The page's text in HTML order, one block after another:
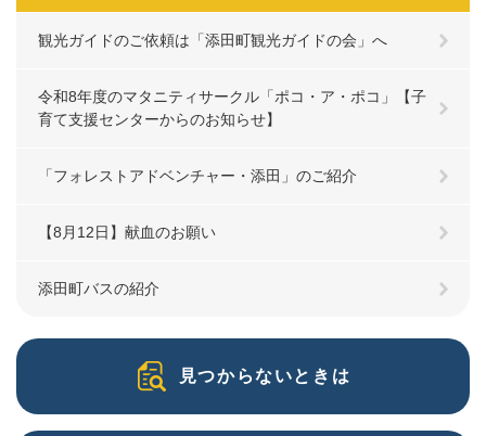
観光ガイドのご依頼は「添田町観光ガイドの会」へ
令和8年度のマタニティサークル「ポコ・ア・ポコ」【子
育て支援センターからのお知らせ】
「フォレストアドベンチャー・添田」のご紹介
【8月12日】献血のお願い
添田町バスの紹介
見つからないときは